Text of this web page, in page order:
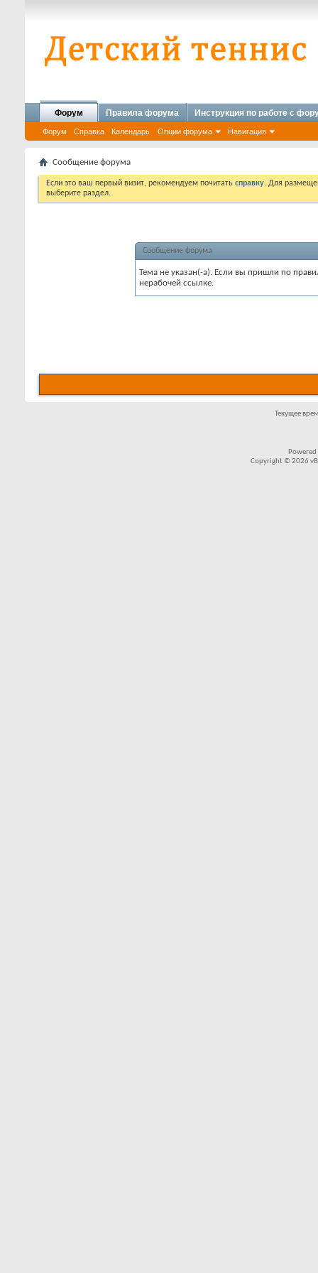
Форум
Форум Справка Календарь Опции форума Навигация
Правила форума Инструкция по работе с
Сообщение форума
Если это ваш первый визит, рекомендуем почитать справку. Для
выберите раздел.
Сообщение форума
Тема не указан(-а). Если вы пришли по
нерабочей ссылке.
Текущее
Copyright © 2026